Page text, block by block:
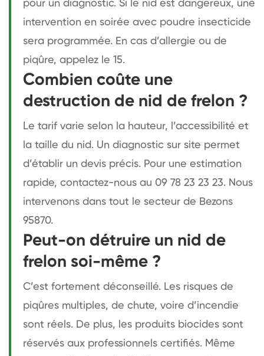
pour un diagnostic. Si le nid est dangereux, une
intervention en soirée avec poudre insecticide
sera programmée. En cas d’allergie ou de
piqûre, appelez le 15.
Combien coûte une
destruction de nid de frelon ?
Le tarif varie selon la hauteur, l’accessibilité et
la taille du nid. Un diagnostic sur site permet
d’établir un devis précis. Pour une estimation
rapide, contactez-nous au 09 78 23 23 23. Nous
intervenons dans tout le secteur de Bezons
95870.
Peut-on détruire un nid de
frelon soi-même ?
C’est fortement déconseillé. Les risques de
piqûres multiples, de chute, voire d’incendie
sont réels. De plus, les produits biocides sont
réservés aux professionnels certifiés. Même